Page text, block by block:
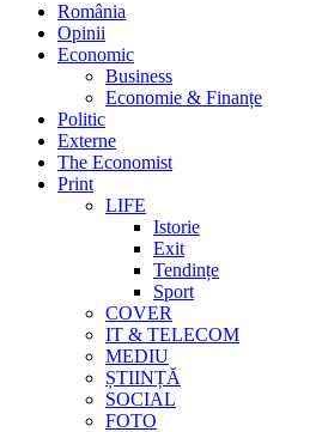
România
Opinii
Economic
Business
Economie & Finanțe
Politic
Externe
The Economist
Print
LIFE
Istorie
Exit
Tendințe
Sport
COVER
IT & TELECOM
MEDIU
ȘTIINȚĂ
SOCIAL
FOTO